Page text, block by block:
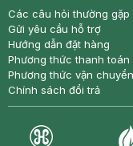
Các câu hỏi thường gặp
Gửi yêu cầu hỗ trợ
Hướng dẫn đặt hàng
Phương thức thanh toán
Phương thức vận chuyển
Chính sách đổi trả